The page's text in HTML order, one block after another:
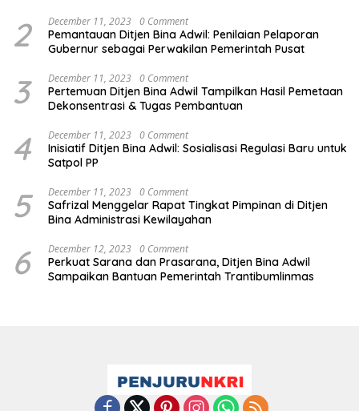
2 December 11, 2023 0 Comment
Pemantauan Ditjen Bina Adwil: Penilaian Pelaporan
Gubernur sebagai Perwakilan Pemerintah Pusat
3 December 11, 2023 0 Comment
Pertemuan Ditjen Bina Adwil Tampilkan Hasil Pemetaan
Dekonsentrasi & Tugas Pembantuan
4 December 11, 2023 0 Comment
Inisiatif Ditjen Bina Adwil: Sosialisasi Regulasi Baru untuk
Satpol PP
5 December 11, 2023 0 Comment
Safrizal Menggelar Rapat Tingkat Pimpinan di Ditjen
Bina Administrasi Kewilayahan
6 December 12, 2023 0 Comment
Perkuat Sarana dan Prasarana, Ditjen Bina Adwil
Sampaikan Bantuan Pemerintah Trantibumlinmas